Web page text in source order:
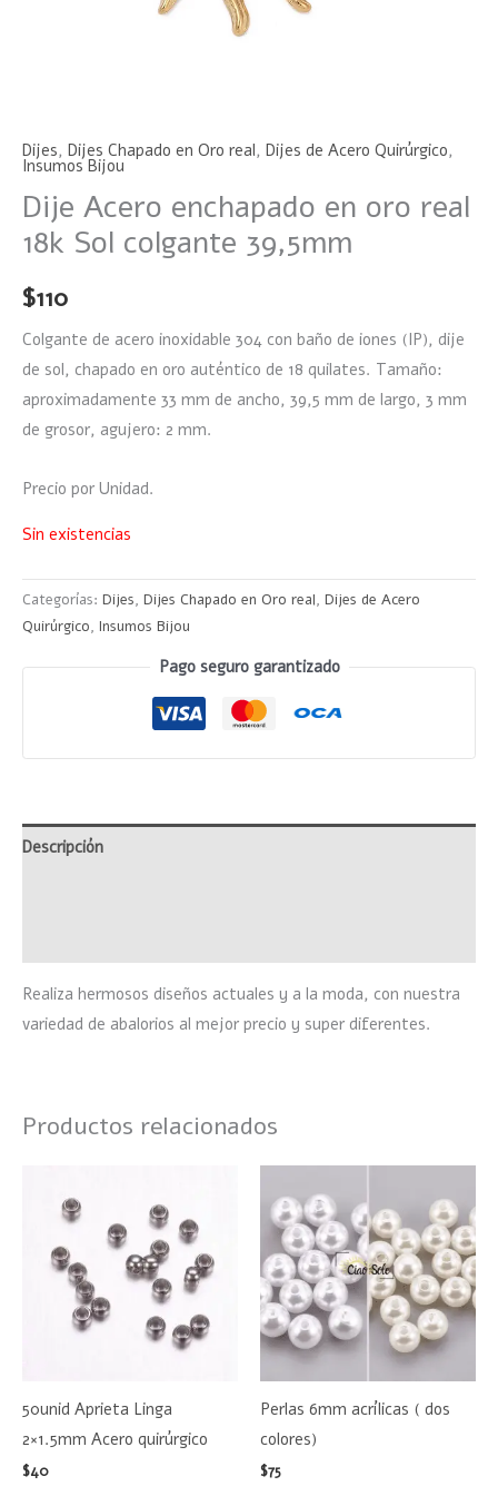
Dijes, Dijes Chapado en Oro real, Dijes de Acero Quirúrgico,
Insumos Bijou
Dije Acero enchapado en oro real
18k Sol colgante 39,5mm
$110
Colgante de acero inoxidable 304 con baño de iones (IP), dije
de sol, chapado en oro auténtico de 18 quilates. Tamaño:
aproximadamente 33 mm de ancho, 39,5 mm de largo, 3 mm
de grosor, agujero: 2 mm.
Precio por Unidad.
Sin existencias
Categorías: Dijes, Dijes Chapado en Oro real, Dijes de Acero
Quirúrgico, Insumos Bijou
Pago seguro garantizado
Descripción
Realiza hermosos diseños actuales y a la moda, con nuestra
variedad de abalorios al mejor precio y super diferentes.
Productos relacionados
50unid Aprieta Linga
2×1.5mm Acero quirúrgico
$40
Perlas 6mm acrílicas ( dos
colores)
$75
producto
tiene
Las
opciones
pueden